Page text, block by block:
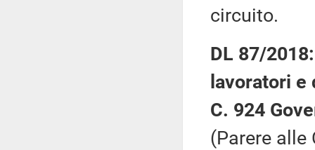
circuito.
DL 87/
lavoratori
C. 924
(Parere alle